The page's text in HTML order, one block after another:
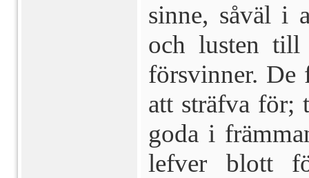
sinne, så­väl i
och lusten till
försvinner. De
att sträfva för;
goda i
lefver blott